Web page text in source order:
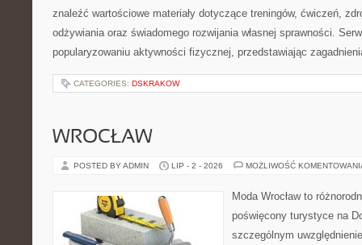
znaleźć wartościowe materiały dotyczące treningów, ćwiczeń,
odżywiania oraz świadomego rozwijania własnej sprawności.
popularyzowaniu aktywności fizycznej, przedstawiając
CATEGORIES: DSKRAKOW
WROCŁAW
POSTED BY ADMIN LIP - 2 - 2026 MOŻLIWOŚĆ
Moda Wrocław to
poświęcony turystyce na
szczególnym